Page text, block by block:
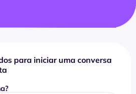
para iniciar uma conversa